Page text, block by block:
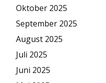
Oktober 2025
September 2025
August 2025
Juli 2025
Juni 2025